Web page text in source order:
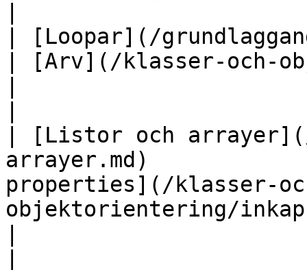
| [Loopar](/
| [Arv](/klasser-och-
| [Listor och
arrayer.md)
properties](/klasser-
objektorientering/